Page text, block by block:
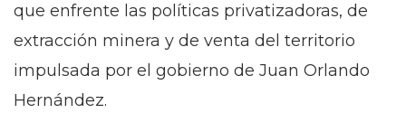
que enfrente las políticas privatizadoras, de
extracción minera y de venta del territorio
impulsada por el gobierno de Juan Orlando
Hernández.